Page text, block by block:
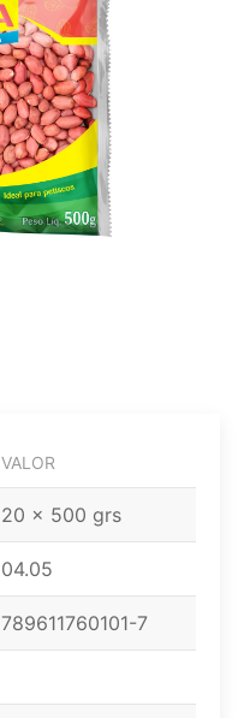
VALOR
20 x 500 grs
04.05
789611760101-7